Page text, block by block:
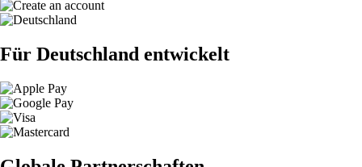
Für Deutschland entwickelt